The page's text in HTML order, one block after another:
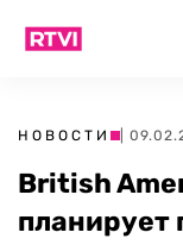
НОВОСТИ |
British
планирует